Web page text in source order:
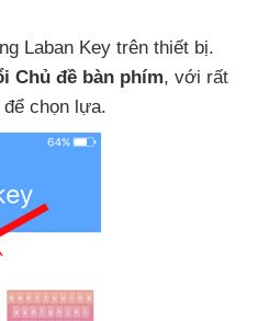
Laban Key trên thiết bị.
Chủ đề bàn phím, với rất
để chọn lựa.